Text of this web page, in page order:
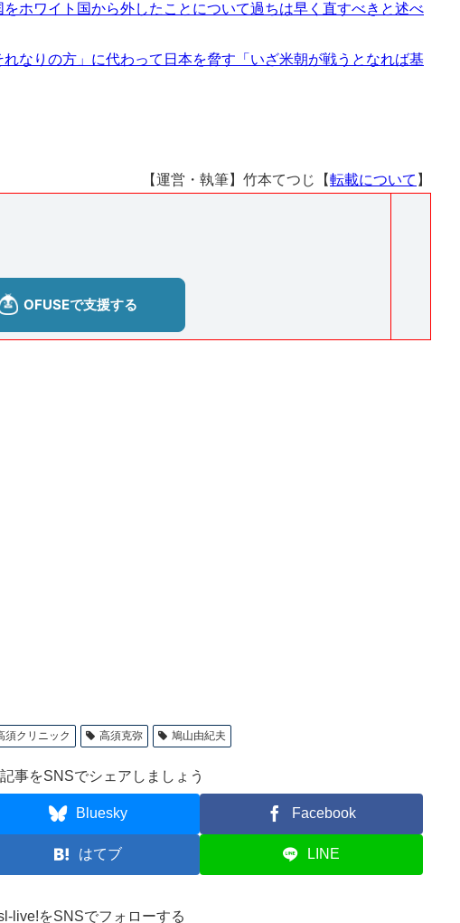
ホワイト国から外したことについて過ちは早く直すべきと述べ
なりの方」に代わって日本を脅す「いざ米朝が戦うとなれば基
【運営・執筆】竹本てつじ【転載について 】
須クリニック 高須克弥 鳩山由紀夫
事をSNSでシェアしましょう
Bluesky Facebook
はてブ LINE
live!をSNSでフォローする